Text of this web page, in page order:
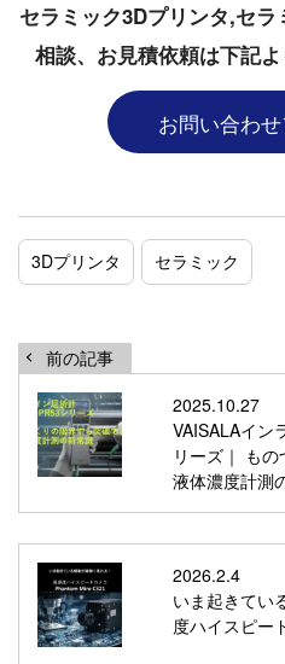
セラミック3Dプリンタ,セ
相談、お見積依頼は下記
お問い合わ
3Dプリンタ セラミック
前の記事
2025.10.27
VAISALAイン
リーズ｜ も
液体濃度計測
2026.2.4
いま起きてい
度ハイスピー